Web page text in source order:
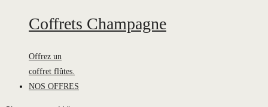
Coffrets Champagne
Offrez un
coffret flûtes.
NOS OFFRES